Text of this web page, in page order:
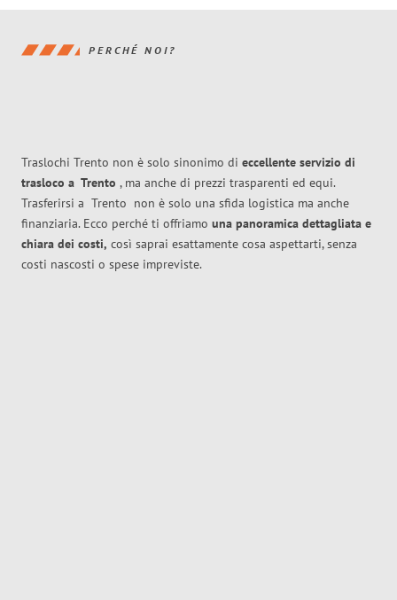
PERCHÉ NOI?
Traslochi Trento non è solo sinonimo di eccellente servizio di
trasloco a Trento , ma anche di prezzi trasparenti ed equi.
Trasferirsi a Trento non è solo una sfida logistica ma anche
finanziaria. Ecco perché ti offriamo una panoramica dettagliata e
chiara dei costi, così saprai esattamente cosa aspettarti, senza
costi nascosti o spese impreviste.